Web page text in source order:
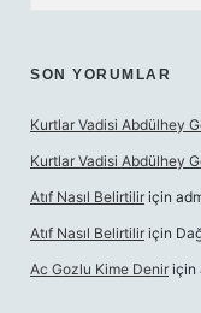
SON YORUMLAR
Kurtlar Vadisi Abdülhey
Kurtlar Vadisi Abdülhey
Atıf Nasıl Belirtilir için
Atıf Nasıl Belirtilir için
Ac Gozlu Kime Denir için